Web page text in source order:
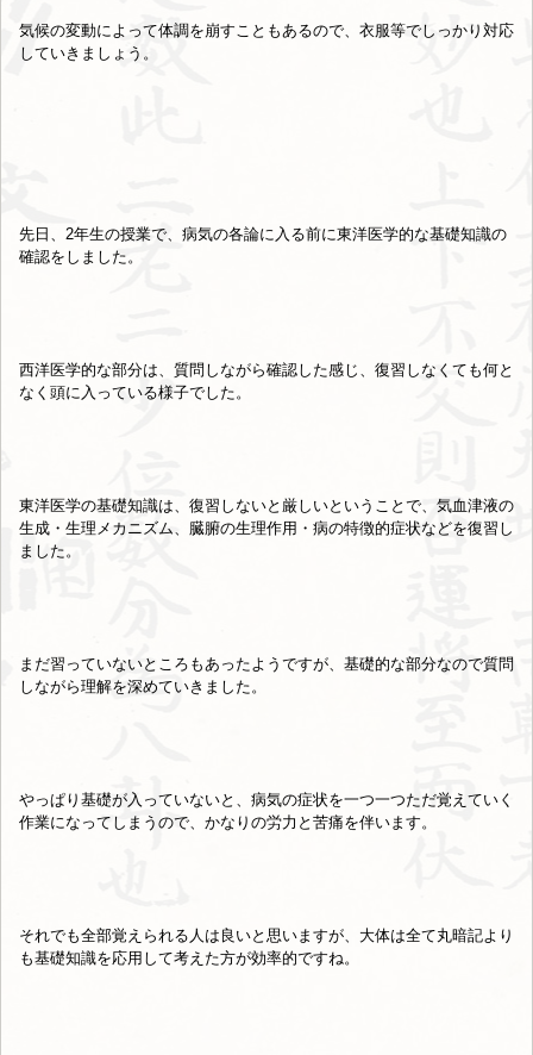
気候の変動によって体調を崩すこともあるので、衣服等でしっかり対応
していきましょう。
先日、2年生の授業で、病気の各論に入る前に東洋医学的な基礎知識の
確認をしました。
西洋医学的な部分は、質問しながら確認した感じ、復習しなくても何と
なく頭に入っている様子でした。
東洋医学の基礎知識は、復習しないと厳しいということで、気血津液の
生成・生理メカニズム、臓腑の生理作用・病の特徴的症状などを復習し
ました。
まだ習っていないところもあったようですが、基礎的な部分なので質問
しながら理解を深めていきました。
やっぱり基礎が入っていないと、病気の症状を一つ一つただ覚えていく
作業になってしまうので、かなりの労力と苦痛を伴います。
それでも全部覚えられる人は良いと思いますが、大体は全て丸暗記より
も基礎知識を応用して考えた方が効率的ですね。